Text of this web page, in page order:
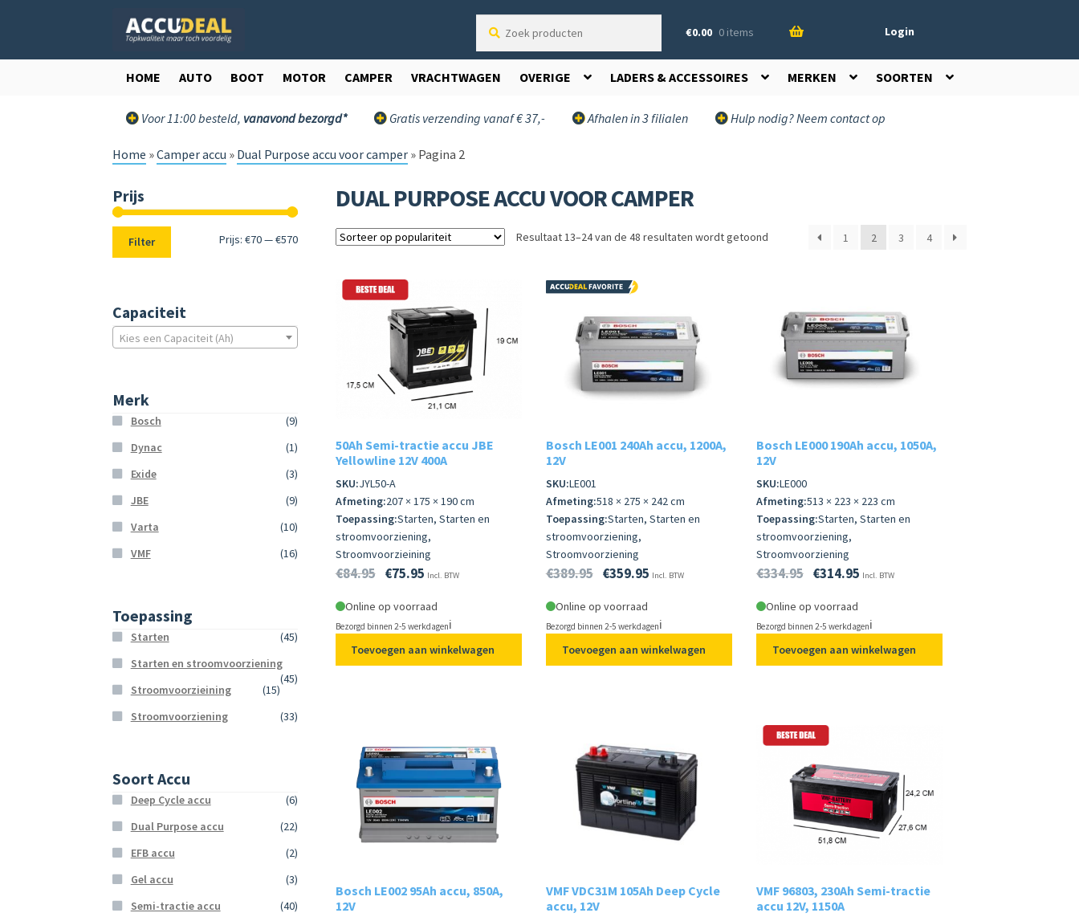
door
direct
€0.00 0 items
producten
HOME AUTO BOOT MOTOR CAMPER VRACHTWAGEN OVERIGE LADERS & ACCESSOIRES MERKEN SOORTEN
Voor 11:00 besteld, vanavond bezorgd* Gratis verzending vanaf € 37,- Afhalen in 3 filialen Hulp nodig? Neem contact op
Home »Camper accu » Dual Purpose accu voor camper » Pagina 2
DUAL PURPOSE ACCU VOOR CAMPER
Resultaat 13–24 van de 48 resultaten wordt getoond 1 2 3 4
50Ah Semi-tractie accu JBE
Yellowline 12V 400A
SKU:JYL50-A
Afmeting:207 × 175 × 190 cm
Toepassing:Starten, Starten en
stroomvoorziening,
Stroomvoorzieining
€84.95 €75.95 Incl. BTW
Online op voorraad
Bezorgd binnen 2-5 werkdagenℹ️
Toevoegen aan winkelwagen
Bosch LE001 240Ah accu, 1200A,
12V
SKU:LE001
Afmeting:518 × 275 × 242 cm
Toepassing:Starten, Starten en
stroomvoorziening,
Stroomvoorziening
€389.95 €359.95 Incl. BTW
Online op voorraad
Bezorgd binnen 2-5 werkdagenℹ️
Toevoegen aan winkelwagen
Bosch LE000 190Ah accu, 1050A,
12V
SKU:LE000
Afmeting:513 × 223 × 223 cm
Toepassing:Starten, Starten en
stroomvoorziening,
Stroomvoorziening
€334.95 €314.95 Incl. BTW
Online op voorraad
Bezorgd binnen 2-5 werkdagenℹ️
Toevoegen aan winkelwagen
Bosch LE002 95Ah accu, 850A,
12V
VMF VDC31M 105Ah Deep Cycle
accu, 12V
VMF 96803, 230Ah Semi-tractie
accu 12V, 1150A
Prijs
Min.
Max.
Filter Prijs:€70—€570
Capaciteit
Kies een Capaciteit (Ah)
Merk
Bosch
(9)
Dynac
(1)
Exide
(3)
JBE
(9)
Varta
(10)
VMF
(16)
Toepassing
Starten
(45)
Starten en stroomvoorziening
(45)
Stroomvoorzieining
(15)
Stroomvoorziening
(33)
Soort Accu
Deep Cycle accu
(6)
Dual Purpose accu
(22)
EFB accu
(2)
Gel accu
(3)
Semi-tractie accu
(40)
Login